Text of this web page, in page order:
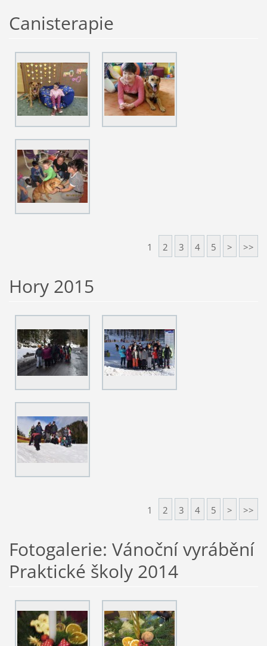
Canisterapie
1 2 3 4 5 > >>
Hory 2015
1 2 3 4 5 > >>
Fotogalerie: Vánoční vyrábění
Praktické školy 2014